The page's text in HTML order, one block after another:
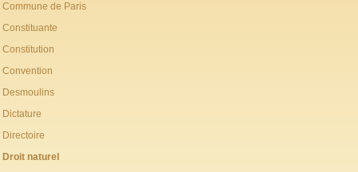
Commune de Paris
Constituante
Constitution
Convention
Desmoulins
Dictature
Directoire
Droit naturel